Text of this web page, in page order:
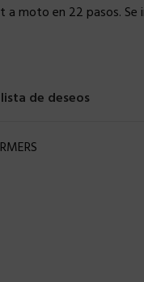
moto en 22 pasos. Se
de deseos